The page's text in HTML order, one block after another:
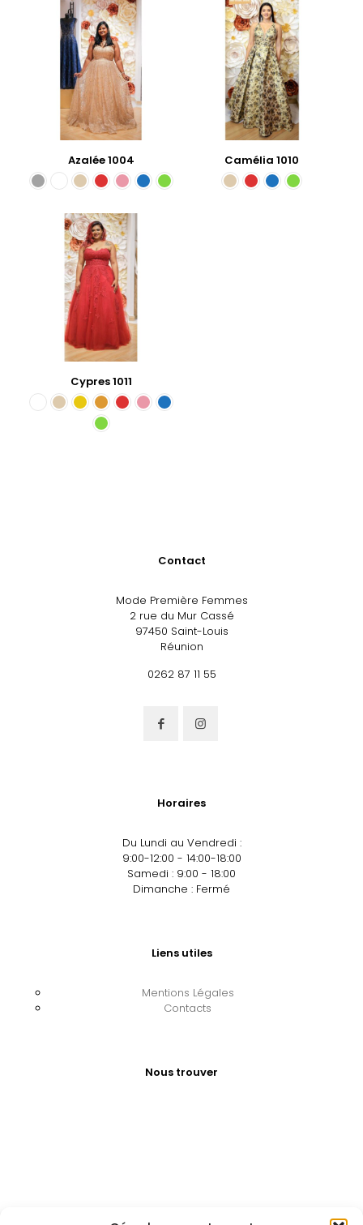
Azalée 1004 Camélia 1010
Cypres 1011
Contact
Mode Première Femmes
2 rue du Mur Cassé
97450 Saint-Louis
Réunion
0262 87 11 55
Horaires
Du Lundi au Vendredi :
9:00-12:00 - 14:00-18:00
Samedi : 9:00 - 18:00
Dimanche : Fermé
Liens utiles
Mentions Légales
Contacts
Nous trouver